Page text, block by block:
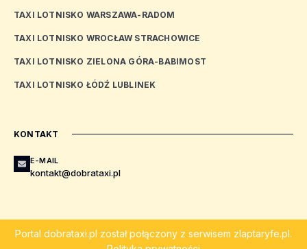
TAXI LOTNISKO WARSZAWA-RADOM
TAXI LOTNISKO WROCŁAW STRACHOWICE
TAXI LOTNISKO ZIELONA GÓRA-BABIMOST
TAXI LOTNISKO ŁÓDŹ LUBLINEK
KONTAKT
E-MAIL
kontakt@dobrataxi.pl
Portal dobrataxi.pl został połączony z serwisem zlaptaryfe.pl.